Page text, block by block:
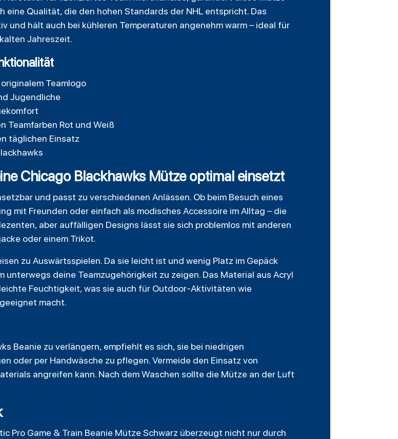
eine Qualität, die den hohen Standards der NHL entspricht. Das
und hält auch bei kühleren Temperaturen angenehm warm – ideal für
Jahreszeit.
Teamlogo
Jugendliche
Teamfarben Rot und Weiß
täglichen Einsatz
Chicago Blackhawks Mütze optimal einsetzt
und passt zu verschiedenen Anlässen. Ob beim Besuch eines
mit Freunden oder einfach als modisches Accessoire im Alltag – die
aber auffälligen Designs lässt sie sich problemlos mit anderen
oder einem Trikot.
zu Auswärtsspielen. Da sie leicht ist und wenig Platz im Gepäck
unterwegs deine Teamzugehörigkeit zu zeigen. Das Material aus Acryl
Feuchtigkeit, was sie auch für Outdoor-Aktivitäten wie
macht.
Beanie zu verlängern, empfiehlt es sich, sie bei niedrigen
oder per Handwäsche zu pflegen. Vermeide den Einsatz von
angreifen kann. Nach dem Waschen sollte die Mütze an der Luft
Pro Game & Train Beanie Mütze Schwarz überzeugt nicht nur durch